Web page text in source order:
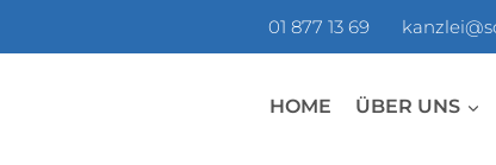
01 877 13 69
HOME ÜBER UNS